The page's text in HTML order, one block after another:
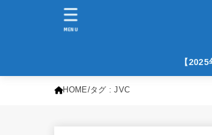
【
MENU
HOME タグ : JVC